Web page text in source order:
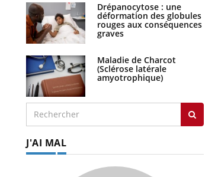
Drépanocytose : une
déformation des globules
rouges aux conséquences
graves
Maladie de Charcot
(Sclérose latérale
amyotrophique)
J'AI MAL